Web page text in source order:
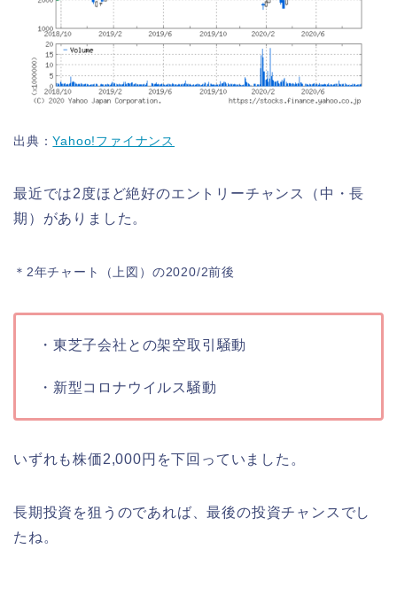
出典：Yahoo!ファイナンス
最近では2度ほど絶好のエントリーチャンス（中・長
期）がありました。
＊2年チャート（上図）の2020/2前後
・東芝子会社との架空取引騒動
・新型コロナウイルス騒動
いずれも株価2,000円を下回っていました。
長期投資を狙うのであれば、最後の投資チャンスでし
たね。